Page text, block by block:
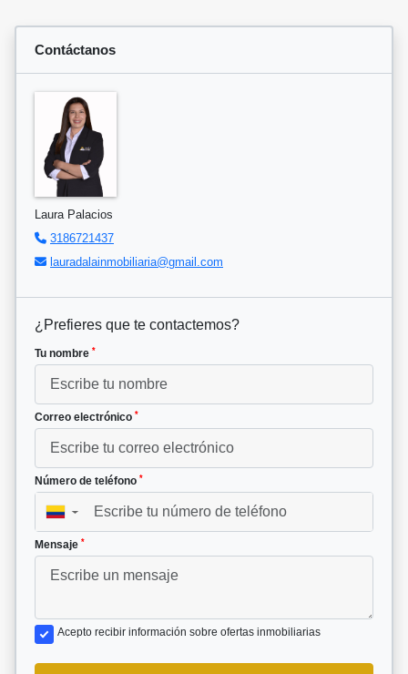
Contáctanos
Laura Palacios
3186721437
lauradalainmobiliaria@gmail.com
¿Prefieres que te contactemos?
Tu nombre *
Correo electrónico *
Número de teléfono *
▼
Mensaje *
Acepto recibir información sobre ofertas inmobiliarias